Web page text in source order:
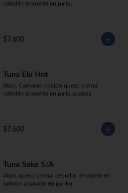
cebollín envuelto en palta.
$7.600
Tuna Ebi Hot
Atun, Camaron cocido queso crema
cebollin envuelto en palta apanda
$7.600
Tuna Sake S/A
Atún, queso crema, cebollín, envuelto en
salmón apanado en panko.